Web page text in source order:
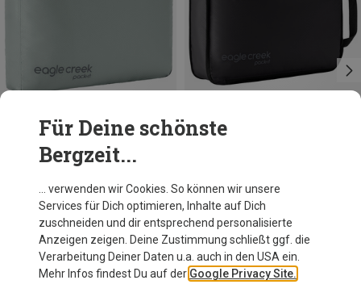
Eagle Creek
Pack-It Isolate Cube M Packtasche
Eagle Creek
26,93 €
Für Deine schönste
Bergzeit...
… verwenden wir Cookies. So können wir unsere
Services für Dich optimieren, Inhalte auf Dich
zuschneiden und dir entsprechend personalisierte
Anzeigen zeigen. Deine Zustimmung schließt ggf. die
Verarbeitung Deiner Daten u.a. auch in den USA ein.
Mehr Infos findest Du auf der Google Privacy Site.